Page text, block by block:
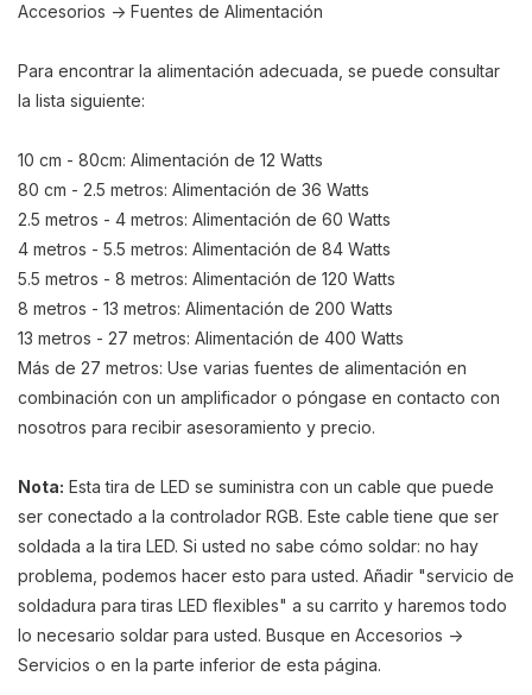
Accesorios -> Fuentes de Alimentación
Para encontrar la alimentación adecuada, se puede consultar
la lista siguiente:
10 cm - 80cm: Alimentación de 12 Watts
80 cm - 2.5 metros: Alimentación de 36 Watts
2.5 metros - 4 metros: Alimentación de 60 Watts
4 metros - 5.5 metros: Alimentación de 84 Watts
5.5 metros - 8 metros: Alimentación de 120 Watts
8 metros - 13 metros: Alimentación de 200 Watts
13 metros - 27 metros: Alimentación de 400 Watts
Más de 27 metros: Use varias fuentes de alimentación en
combinación con un amplificador o póngase en contacto con
nosotros para recibir asesoramiento y precio.
Nota: Esta tira de LED se suministra con un cable que puede
ser conectado a la controlador RGB. Este cable tiene que ser
soldada a la tira LED. Si usted no sabe cómo soldar: no hay
problema, podemos hacer esto para usted. Añadir "servicio de
soldadura para tiras LED flexibles" a su carrito y haremos todo
lo necesario soldar para usted. Busque en Accesorios ->
Servicios o en la parte inferior de esta página.